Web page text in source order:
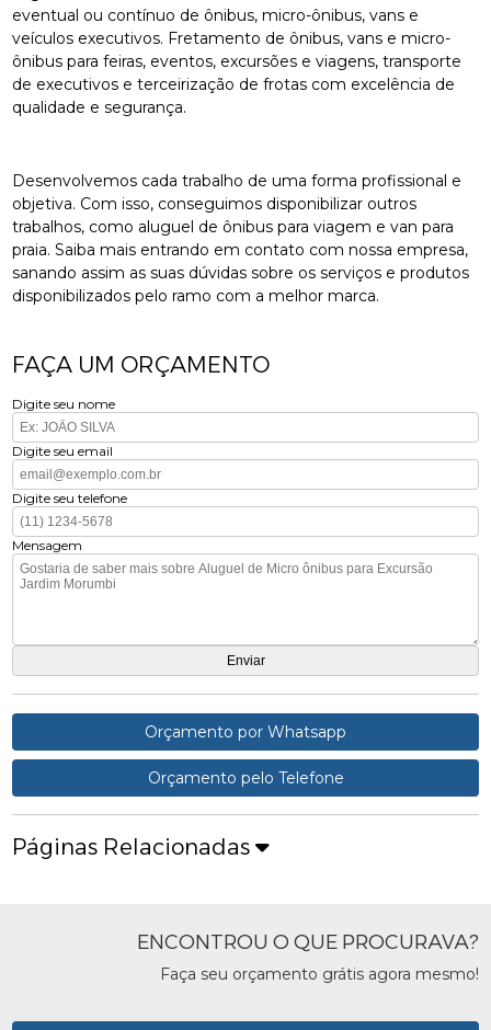
eventual ou contínuo de ônibus, micro-ônibus, vans e
veículos executivos. Fretamento de ônibus, vans e micro-
ônibus para feiras, eventos, excursões e viagens, transporte
de executivos e terceirização de frotas com excelência de
qualidade e segurança.
Desenvolvemos cada trabalho de uma forma profissional e
objetiva. Com isso, conseguimos disponibilizar outros
trabalhos, como aluguel de ônibus para viagem e van para
praia. Saiba mais entrando em contato com nossa empresa,
sanando assim as suas dúvidas sobre os serviços e produtos
disponibilizados pelo ramo com a melhor marca.
FAÇA UM ORÇAMENTO
Digite seu nome
Digite seu email
Digite seu telefone
Mensagem
Orçamento por Whatsapp
Orçamento pelo Telefone
Páginas Relacionadas
ENCONTROU O QUE PROCURAVA?
Faça seu orçamento grátis agora mesmo!